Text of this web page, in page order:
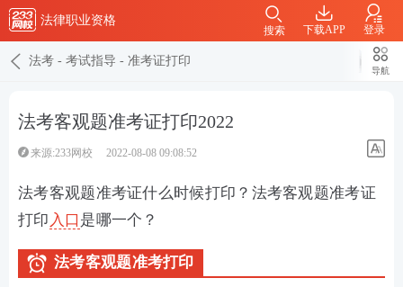
法律职业资格
下载APP 登录
搜索
法考 - 考试指导 - 准考证打印
导航
法考客观题准考证打印2022
来源:233网校 2022-08-08 09:08:52
法考客观题准考证什么时候打印？法考客观题准考证
打印 入口 是哪一个？
法考客观题准考打印